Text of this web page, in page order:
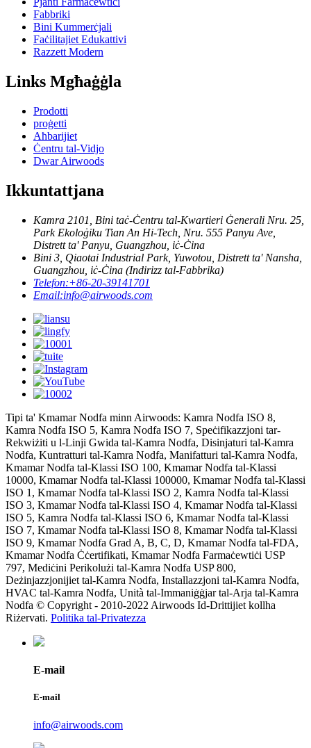
Fabbriki
Bini Kummerċjali
Faċilitajiet Edukattivi
Razzett Modern
Links Mgħaġġla
Prodotti
proġetti
Aħbarijiet
Ċentru tal-Vidjo
Dwar Airwoods
Ikkuntattjana
Kamra 2101, Bini taċ-Ċentru tal-Kwartieri Ġenerali Nru. 25,
Park Ekoloġiku Tian An Hi-Tech, Nru. 555 Panyu Ave,
Distrett ta' Panyu, Guangzhou, iċ-Ċina
Bini 3, Qiaotai Industrial Park, Yuwotou, Distrett ta' Nansha,
Guangzhou, iċ-Ċina (Indirizz tal-Fabbrika)
Telefon:+86-20-39141701
Email:info@airwoods.com
Tipi ta' Kmamar Nodfa minn Airwoods: Kamra Nodfa ISO 8,
Kamra Nodfa ISO 5, Kamra Nodfa ISO 7, Speċifikazzjoni tar-
Rekwiżiti u l-Linji Gwida tal-Kamra Nodfa, Disinjaturi tal-Kamra
Nodfa, Kuntratturi tal-Kamra Nodfa, Manifatturi tal-Kamra Nodfa,
Kmamar Nodfa tal-Klassi ISO 100, Kmamar Nodfa tal-Klassi
10000, Kmamar Nodfa tal-Klassi 100000, Kmamar Nodfa tal-Klassi
ISO 1, Kmamar Nodfa tal-Klassi ISO 2, Kamra Nodfa tal-Klassi
ISO 3, Kmamar Nodfa tal-Klassi ISO 4, Kmamar Nodfa tal-Klassi
ISO 5, Kamra Nodfa tal-Klassi ISO 6, Kmamar Nodfa tal-Klassi
ISO 7, Kmamar Nodfa tal-Klassi ISO 8, Kmamar Nodfa tal-Klassi
ISO 9, Kmamar Nodfa Grad A, B, C, D, Kmamar Nodfa tal-FDA,
Kmamar Nodfa Ċċertifikati, Kmamar Nodfa Farmaċewtiċi USP
797, Mediċini Perikolużi tal-Kamra Nodfa USP 800,
Deżinjazzjonijiet tal-Kamra Nodfa, Installazzjoni tal-Kamra Nodfa,
HVAC tal-Kamra Nodfa, Unità tal-Immaniġġjar tal-Arja tal-Kamra
Nodfa © Copyright - 2010-2022 Airwoods Id-Drittijiet kollha
Riżervati. Politika tal-Privatezza
E-mail
E-mail
info@airwoods.com